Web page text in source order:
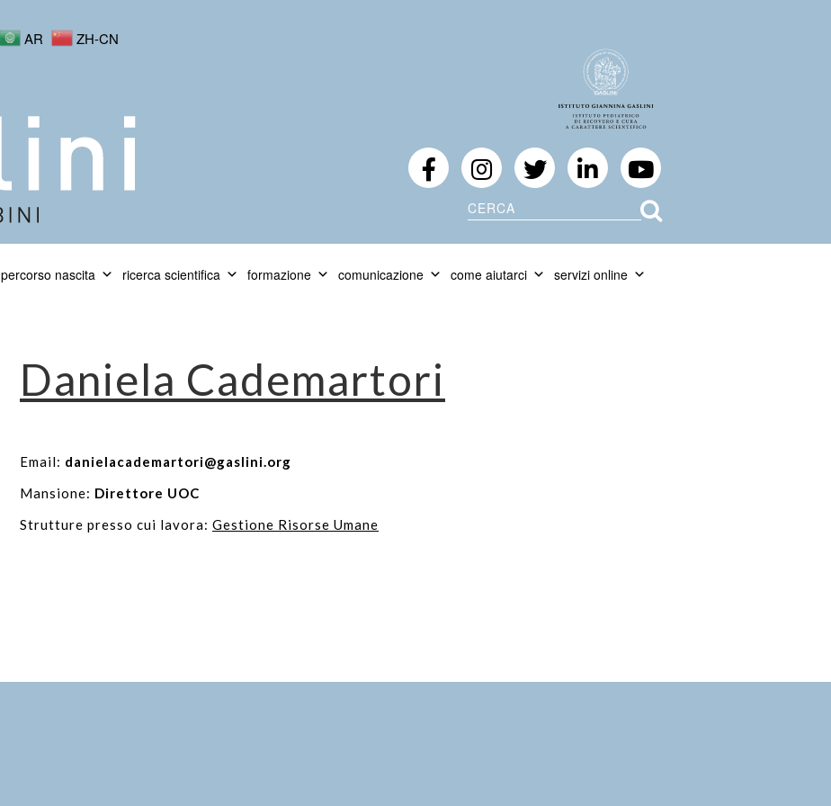
AR ZH-CN
Cerca
percorso nascita ricerca scientifica formazione comunicazione come aiutarci servizi online
Daniela Cademartori
Email: danielacademartori@gaslini.org
Mansione: Direttore UOC
Strutture presso cui lavora: Gestione Risorse Umane